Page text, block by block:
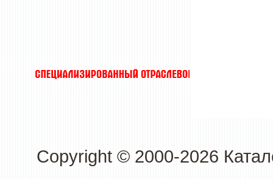
Copyright © 2000-2026